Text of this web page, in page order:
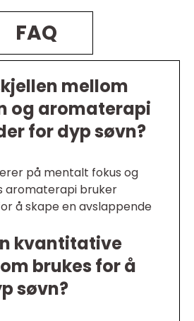
FAQ
mellom
og aromaterapi
for dyp søvn?
på mentalt fokus og
aromaterapi bruker
å skape en avslappende
kvantitative
brukes for å
søvn?